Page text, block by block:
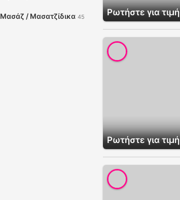
Μασάζ / Μασατζίδικα 45 Ρωτήστε για τιμή
Ρωτήστε για τιμή